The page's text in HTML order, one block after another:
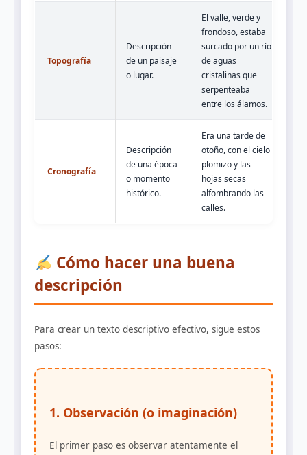
Topografía
Descripción
de un paisaje
o lugar.
El valle, verde y
frondoso, estaba
surcado por un río
de aguas
cristalinas que
serpenteaba
entre los álamos.
Cronografía
Descripción
de una época
o momento
histórico.
Era una tarde de
otoño, con el cielo
plomizo y las
hojas secas
alfombrando las
calles.
Cómo hacer una buena
descripción
Para crear un texto descriptivo efectivo, sigue estos
pasos:
1. Observación (o imaginación)
El primer paso es observar atentamente el